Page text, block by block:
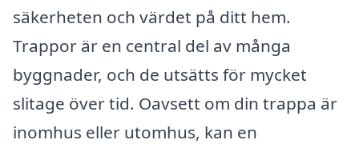
säkerheten och värdet på ditt hem.
Trappor är en central del av många
byggnader, och de utsätts för mycket
slitage över tid. Oavsett om din trappa är
inomhus eller utomhus, kan en